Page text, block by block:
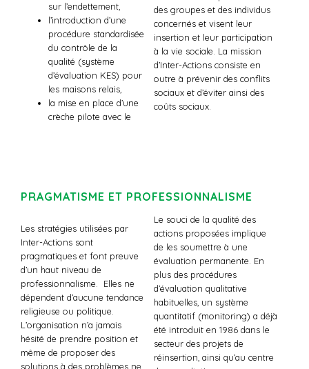
sur l’endettement,
l’introduction d’une
procédure standardisée
du contrôle de la
qualité (système
d’évaluation KES) pour
les maisons relais,
la mise en place d’une
crèche pilote avec le
des groupes et des individus
concernés et visent leur
insertion et leur participation
à la vie sociale. La mission
d’Inter-Actions consiste en
outre à prévenir des conflits
sociaux et d’éviter ainsi des
coûts sociaux.
PRAGMATISME ET PROFESSIONNALISME
Les stratégies utilisées par
Inter-Actions sont
pragmatiques et font preuve
d’un haut niveau de
professionnalisme. Elles ne
dépendent d’aucune tendance
religieuse ou politique.
L’organisation n’a jamais
hésité de prendre position et
même de proposer des
solutions à des problèmes ne
Le souci de la qualité des
actions proposées implique
de les soumettre à une
évaluation permanente. En
plus des procédures
d’évaluation qualitative
habituelles, un système
quantitatif (monitoring) a déjà
été introduit en 1986 dans le
secteur des projets de
réinsertion, ainsi qu’au centre